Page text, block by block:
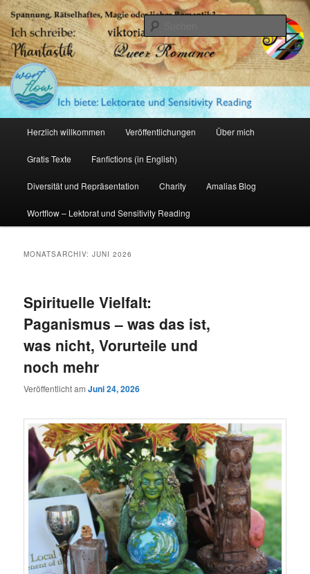
Zum
primären
Inhalt
springen
Zum
sekundären
Inhalt
springenAmalia Zeichnerin
Herzlich willkommen Veröffentlichungen Über mich
Gratis Texte Fanfictions (in English)
Diversität und Repräsentation Charity Amalias Blog
Wortflow – Lektorat und Sensitivity Reading
MONATSARCHIV:JUNI 2026
Spirituelle Vielfalt:
Paganismus – was das ist,
was nicht, Vorurteile und
noch mehr
Veröffentlicht amJuni 24, 2026